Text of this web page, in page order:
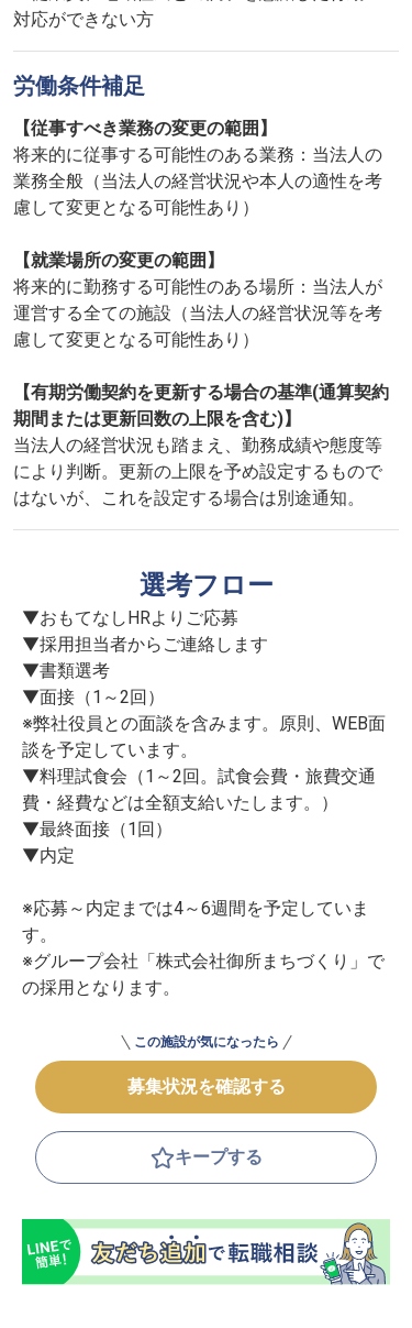
対応ができない方
労働条件補足
【従事すべき業務の変更の範囲】
将来的に従事する可能性のある業務：当法人の
業務全般（当法人の経営状況や本人の適性を考
慮して変更となる可能性あり）
【就業場所の変更の範囲】
将来的に勤務する可能性のある場所：当法人が
運営する全ての施設（当法人の経営状況等を考
慮して変更となる可能性あり）
【有期労働契約を更新する場合の基準(通算契約
期間または更新回数の上限を含む)】
当法人の経営状況も踏まえ、勤務成績や態度等
により判断。更新の上限を予め設定するもので
はないが、これを設定する場合は別途通知。
選考フロー
▼おもてなしHRよりご応募
▼採用担当者からご連絡します
▼書類選考
▼面接（1～2回）
※弊社役員との面談を含みます。原則、WEB面
談を予定しています。
▼料理試食会（1～2回。試食会費・旅費交通
費・経費などは全額支給いたします。）
▼最終面接（1回）
▼内定
※応募～内定までは4～6週間を予定していま
す。
※グループ会社「株式会社御所まちづくり」で
の採用となります。
この施設が気になったら
募集状況を確認する
キープする